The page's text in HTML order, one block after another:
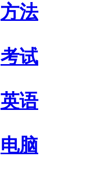
方法
考试
英语
电脑